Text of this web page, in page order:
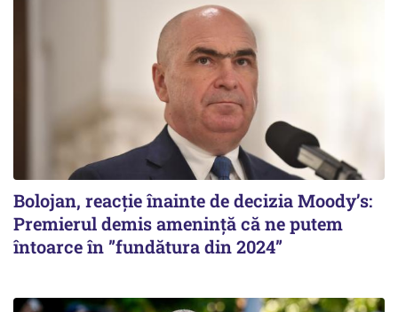
Bolojan, reacție înainte de decizia Moody’s:
Premierul demis amenință că ne putem
întoarce în ”fundătura din 2024”